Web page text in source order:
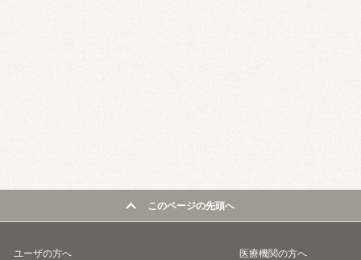
このページの先頭へ
ユーザの方へ 医療機関の方へ